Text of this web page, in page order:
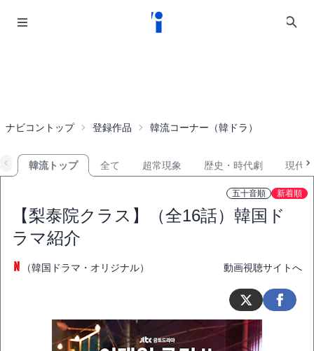
ナビコントップ 登録作品 韓流コーナー（韓ドラ）
韓流トップ 全て 超常現象 歴史・時代劇 現代
五十音順 新着順
【梨泰院クラス】（全16話）韓国ド
ラマ紹介
（韓国ドラマ・オリジナル） 動画視聴サイトへ